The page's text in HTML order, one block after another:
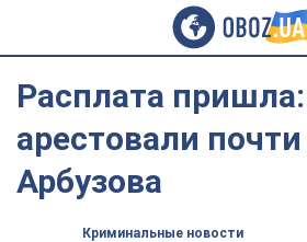
Расплата
арестовали
Арбузова
Криминальные новости